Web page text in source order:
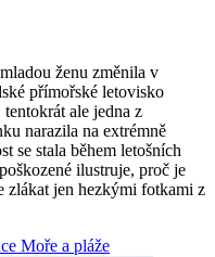
ženu změnila v
přímořské letovisko
ale jedna z
narazila na extrémně
se stala během letošních
ilustruje, proč je
zlákat jen hezkými fotkami z
Moře a pláže